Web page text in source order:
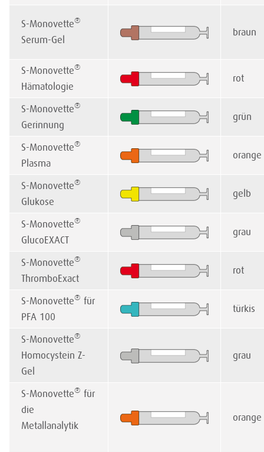
S-Monovette®
Serum-Gel
braun
S-Monovette®
Hämatologie
rot
S-Monovette®
Gerinnung
grün
S-Monovette®
Plasma
orange
S-Monovette®
Glukose
gelb
S-Monovette®
GlucoEXACT
grau
S-Monovette®
ThromboExact
rot
S-Monovette® für
PFA 100
türkis
S-Monovette®
Homocystein Z-
Gel
grau
S-Monovette® für
die
Metallanalytik
orange